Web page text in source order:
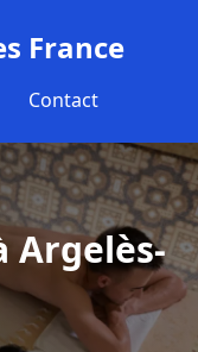
France
Contact
Argelès-